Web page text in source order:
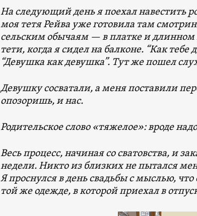
На следующий день я поехал навестить
моя тетя Рейва уже готовила там
сельским обычаям — в платке и
тети, когда я сидел на балконе. “Как
“Девушка как девушка”. Тут же пошел
Девушку сосватали, а меня поставили
опозоришь, и нас.
Родительское слово «тяжелое»: вроде
Весь процесс, начиная со сватовства, и
недели. Никто из близких не пытался
Я проснулся в день свадьбы с мыслью,
той же одежде, в которой приехал в